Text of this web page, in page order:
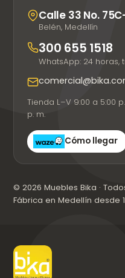
Calle 33 No.
Belén, Medellín
300 655 1518
WhatsApp: 24 horas,
Tienda L–V 9:00 a 5:00
p. m.
Cómo llegar
© 2026 Muebles Bika ·
Fábrica en Medellín desde